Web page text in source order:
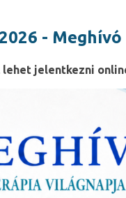
- Meghívó
jelentkezni